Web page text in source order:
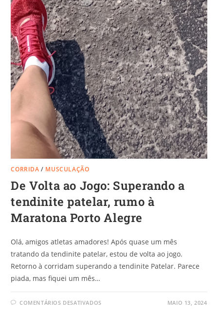
CORRIDA / MUSCULAÇÃO
De Volta ao Jogo: Superando a
tendinite patelar, rumo à
Maratona Porto Alegre
Olá, amigos atletas amadores! Após quase um mês
tratando da tendinite patelar, estou de volta ao jogo.
Retorno à corridam superando a tendinite Patelar. Parece
piada, mas fiquei um mês…
COMENTÁRIOS DESATIVADOS MAIO 13, 2024